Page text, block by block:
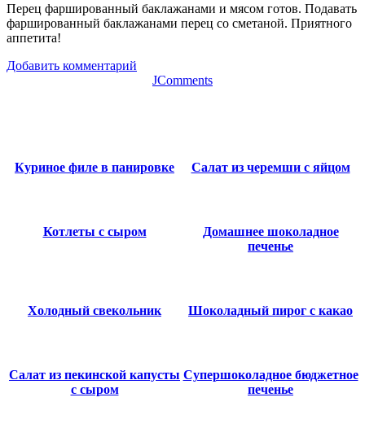
Перец фаршированный баклажанами и мясом готов. Подавать
фаршированный баклажанами перец со сметаной. Приятного
аппетита!
Добавить комментарий
JComments
Куриное филе в панировке Салат из черемши с яйцом
Котлеты с сыром
Домашнее шоколадное
печенье
Холодный свекольник Шоколадный пирог с какао
Салат из пекинской капусты
с сыром
Супершоколадное бюджетное
печенье